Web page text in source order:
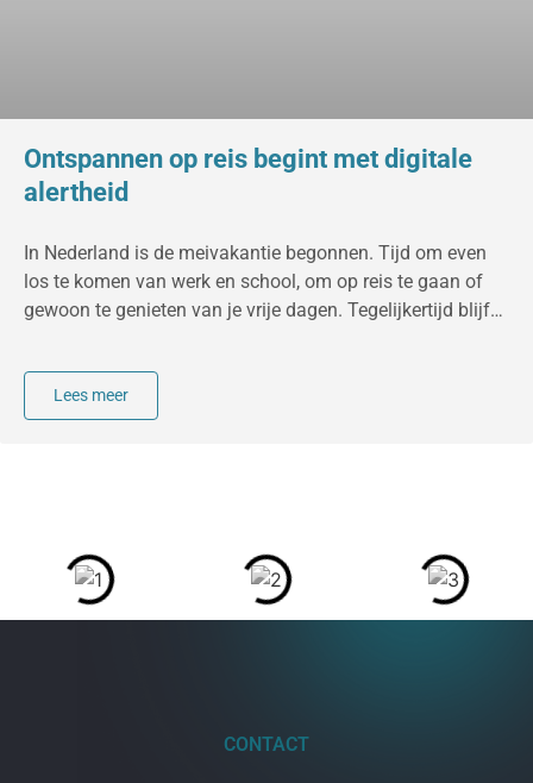
Ontspannen op reis begint met digitale
alertheid
In Nederland is de meivakantie begonnen. Tijd om even
los te komen van werk en school, om op reis te gaan of
gewoon te genieten van je vrije dagen. Tegelijkertijd blijft
is het goed om stil te staan bij je online veiligheid. Met
een paar bewuste keuzes voorkom je veel risico’s en ga je
een stuk zorgelozer op pad. Online veilig, waar je ook
Lees meer
CONTACT